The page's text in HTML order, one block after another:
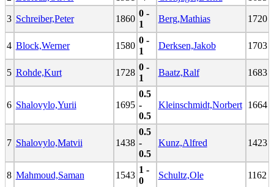
3 Schreiber,Peter 1860
0 -
1
Berg,Mathias 1720
4 Block,Werner 1580
0 -
1
Derksen,Jakob 1703
5 Rohde,Kurt 1728
0 -
1
Baatz,Ralf 1683
6 Shalovylo,Yurii 1695
0.5
-
0.5
Kleinschmidt,Norbert 1664
7 Shalovylo,Matvii 1438
0.5
-
0.5
Kunz,Alfred 1423
8 Mahmoud,Saman 1543
1 -
0
Schultz,Ole 1162